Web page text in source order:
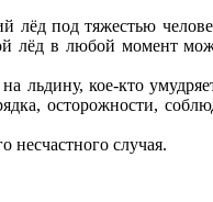
лёд под тяжестью
лёд в любой момент
кое-кто
осторожности,
несчастного случая.